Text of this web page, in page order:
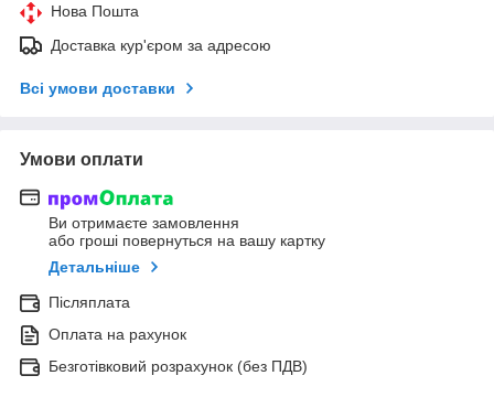
Нова Пошта
Доставка кур'єром за адресою
Всі умови доставки
Умови оплати
Ви отримаєте замовлення
або гроші повернуться на вашу картку
Детальніше
Післяплата
Оплата на рахунок
Безготівковий розрахунок (без ПДВ)